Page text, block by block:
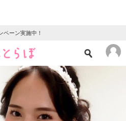
ペーン実施中！
ニュース
クイズ